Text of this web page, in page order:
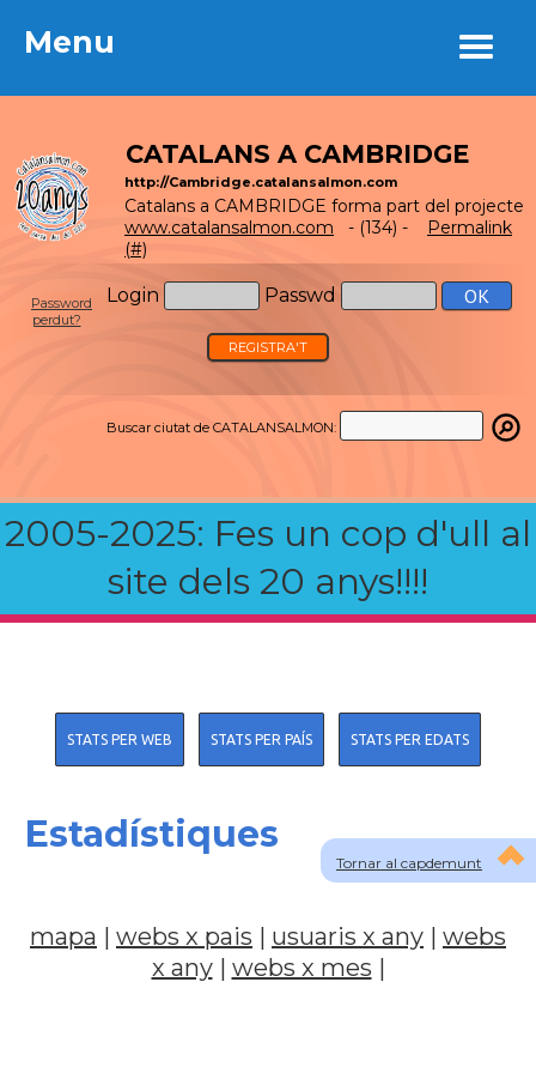
Menu
CATALANS A CAMBRIDGE
http://Cambridge.catalansalmon.com
Catalans a CAMBRIDGE forma part del projecte
www.catalansalmon.com - (134) - Permalink
(#)
Login Passwd
Password
perdut?
REGISTRA'T
Buscar ciutat de CATALANSALMON:
2005-2025: Fes un cop d'ull al
site dels 20 anys!!!!
Menu
Tornar al capdemunt
STATS PER WEB STATS PER PAÍS STATS PER EDATS
Estadístiques
mapa | webs x pais | usuaris x any | webs
x any| webs x mes |